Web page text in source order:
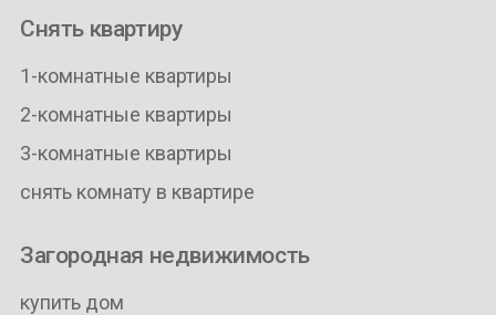
Снять квартиру
1-комнатные квартиры
2-комнатные квартиры
3-комнатные квартиры
снять комнату в квартире
Загородная недвижимость
купить дом